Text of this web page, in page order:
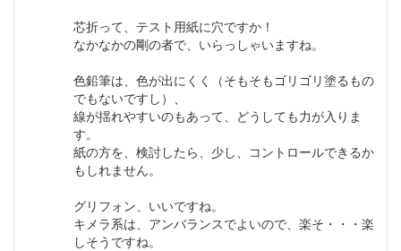
芯折って、テスト用紙に穴ですか！
なかなかの剛の者で、いらっしゃいますね。
色鉛筆は、色が出にくく（そもそもゴリゴリ塗るもの
でもないですし）、
線が揺れやすいのもあって、どうしても力が入りま
す。
紙の方を、検討したら、少し、コントロールできるか
もしれません。
グリフォン、いいですね。
キメラ系は、アンバランスでよいので、楽そ・・・楽
しそうですね。